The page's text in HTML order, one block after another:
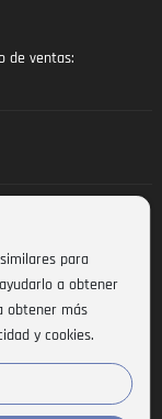
de ventas:
Sanshilipu, Distrito
Popular China
2024
privacidad
para
a obtener
obtener más
y cookies.